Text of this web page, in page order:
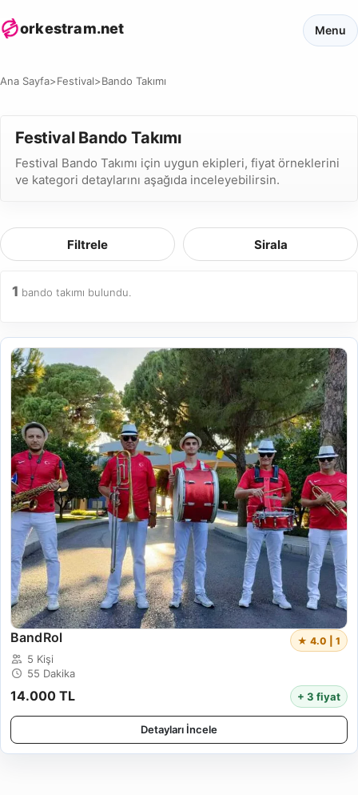
orkestram.net Menu
Ana Sayfa>Festival>Bando Takımı
Festival Bando Takımı
Festival Bando Takımı için uygun ekipleri, fiyat örneklerini
ve kategori detaylarını aşağıda inceleyebilirsin.
Filtrele Sirala
1 bando takımı bulundu.
BandRol ★ 4.0 | 1
5 Kişi
55 Dakika
14.000 TL + 3 fiyat
Detayları İncele